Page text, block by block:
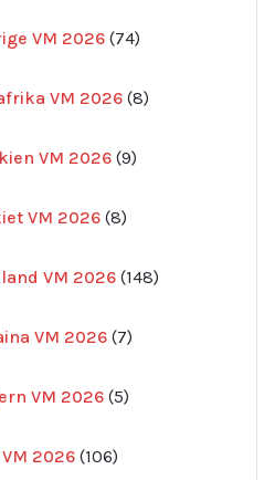
VM 2026 74
produkter
VM 2026 8
produkter
VM 2026 9
produkter
VM 2026 8
produkter
VM 2026 148
produkter
VM 2026 7
produkter
VM 2026 5
produkter
VM 2026 106
produkter